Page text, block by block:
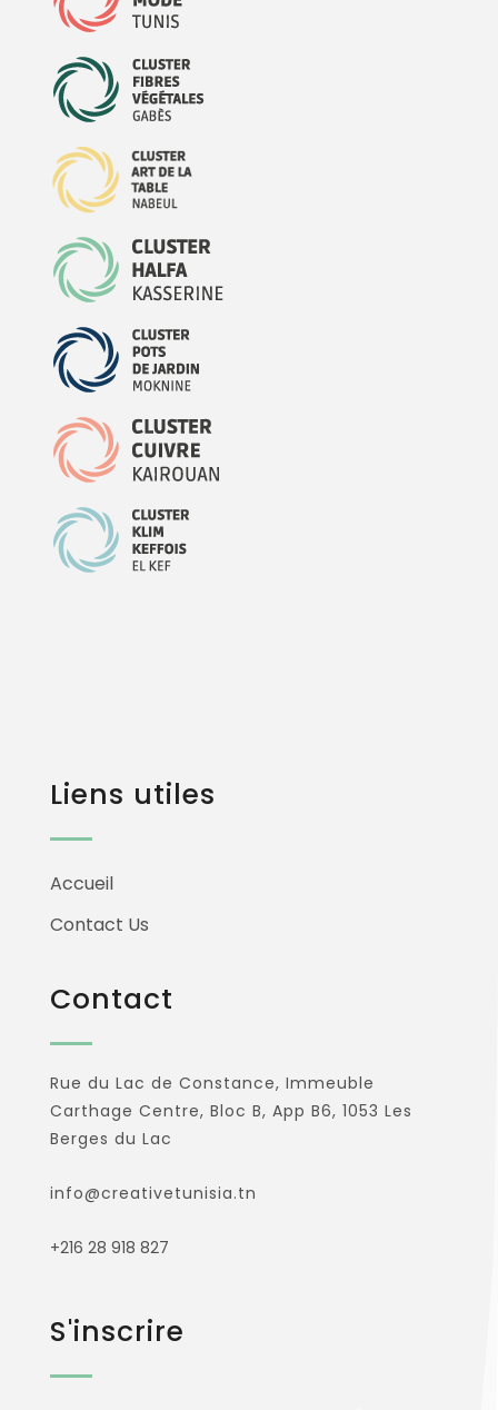
Liens utiles
Accueil
Contact Us
Contact
Rue du Lac de Constance, Immeuble
Carthage Centre, Bloc B, App B6, 1053 Les
Berges du Lac
info@creativetunisia.tn
+216 28 918 827
S'inscrire